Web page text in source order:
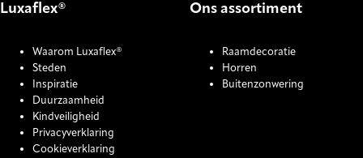
Luxaflex®
Waarom Luxaflex®
Steden
Inspiratie
Duurzaamheid
Kindveiligheid
Privacyverklaring
Cookieverklaring
Ons assortiment
Raamdecoratie
Horren
Buitenzonwering